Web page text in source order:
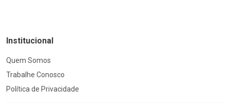
Institucional
Quem Somos
Trabalhe Conosco
Política de Privacidade